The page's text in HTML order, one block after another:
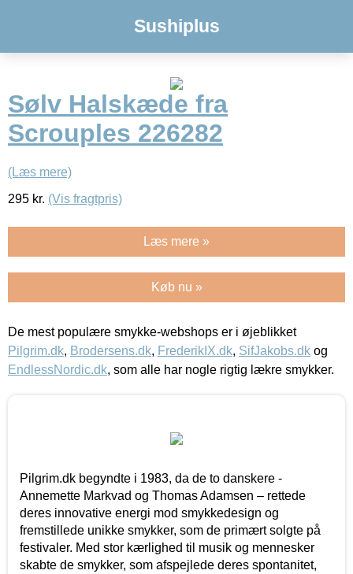
Sushiplus
Sølv Halskæde fra
Scrouples 226282
(Læs mere)
295 kr. (Vis fragtpris)
Læs mere »
Køb nu »
De mest populære smykke-webshops er i øjeblikket
Pilgrim.dk, Brodersens.dk, FrederikIX.dk, SifJakobs.dk og
EndlessNordic.dk, som alle har nogle rigtig lækre smykker.
Pilgrim.dk begyndte i 1983, da de to danskere -
Annemette Markvad og Thomas Adamsen – rettede
deres innovative energi mod smykkedesign og
fremstillede unikke smykker, som de primært solgte på
festivaler. Med stor kærlighed til musik og mennesker
skabte de smykker, som afspejlede deres spontanitet,